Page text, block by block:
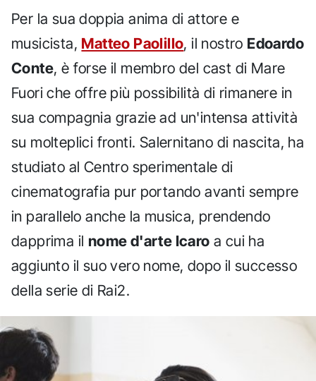
Per la sua doppia anima di attore e
musicista, Matteo Paolillo, il nostro Edoardo
Conte, è forse il membro del cast di Mare
Fuori che offre più possibilità di rimanere in
sua compagnia grazie ad un'intensa attività
su molteplici fronti. Salernitano di nascita, ha
studiato al Centro sperimentale di
cinematografia pur portando avanti sempre
in parallelo anche la musica, prendendo
dapprima il nome d'arte Icaro a cui ha
aggiunto il suo vero nome, dopo il successo
della serie di Rai2.